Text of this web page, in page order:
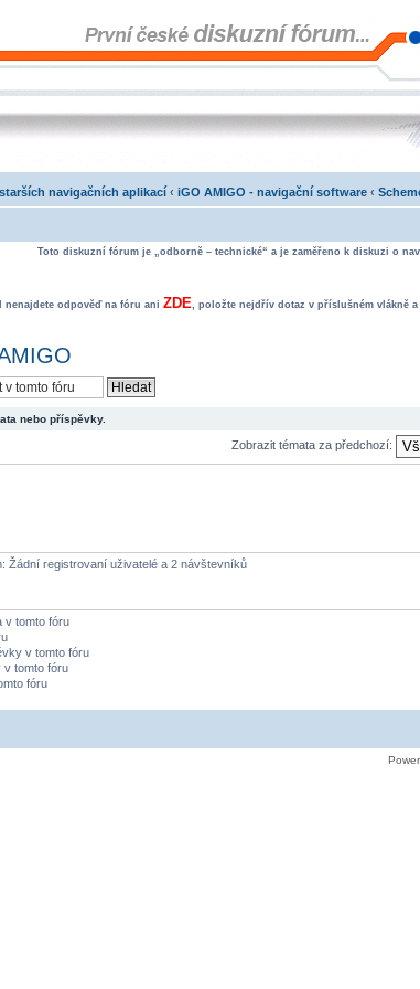
navigačních aplikací ‹ iGO AMIGO - navigační software ‹
Toto diskuzní fórum je „odborně – technické“ a je zaměřeno k diskuzi o
nenajdete odpověď na fóru ani ZDE, položte nejdřív dotaz v příslušném vlákně
nebo příspěvky.
Zobrazit témata za předchozí:
Žádní registrovaní uživatelé a 2 návštevníků
v tomto fóru
v tomto fóru
tomto fóru
fóru